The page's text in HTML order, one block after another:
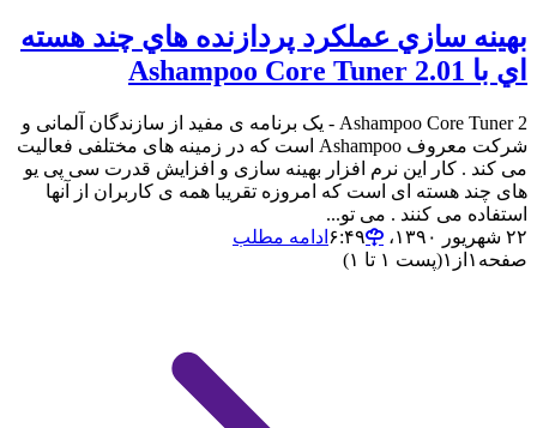
بهينه سازي عملکرد پردازنده هاي چند هسته
اي با Ashampoo Core Tuner 2.01
Ashampoo Core Tuner 2 - یک برنامه ی مفید از سازندگان آلمانی و
شرکت معروف Ashampoo است که در زمینه های مختلفی فعالیت
می کند . کار این نرم افزار بهینه سازی و افزایش قدرت سی پی یو
های چند هسته ای است که امروزه تقریبا همه ی کاربران از آنها
استفاده می کنند . می تو...
۲۲ شهریور ۱۳۹۰،‏ ۶:۴۹
ادامه مطلب
صفحه ۱ از ۱(پست ۱ تا ۱)